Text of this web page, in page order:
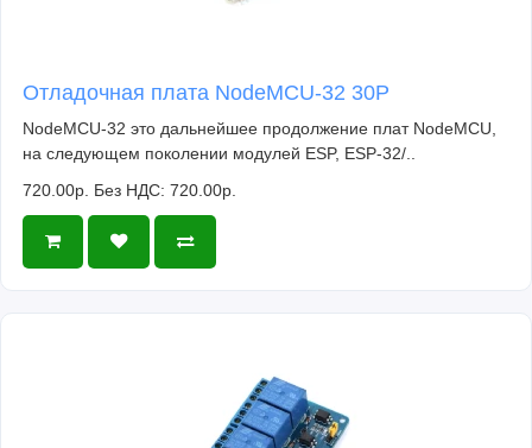
Отладочная плата NodeMCU-32 30P
NodeMCU-32 это дальнейшее продолжение плат NodeMCU,
на следующем поколении модулей ESP, ESP-32/..
720.00р. Без НДС: 720.00р.